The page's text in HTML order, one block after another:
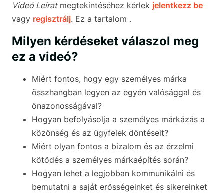
Videó Leiratmegtekintéséhez kérlek jelentkezz be
vagy regisztrálj. Ez a tartalom .
Milyen kérdéseket válaszol meg
ez a videó?
Miért fontos, hogy egy személyes márka
összhangban legyen az egyén valósággal és
önazonosságával?
Hogyan befolyásolja a személyes márkázás a
közönség és az ügyfelek döntéseit?
Miért olyan fontos a bizalom és az érzelmi
kötődés a személyes márkaépítés során?
Hogyan lehet a legjobban kommunikálni és
bemutatni a saját erősségeinket és sikereinket